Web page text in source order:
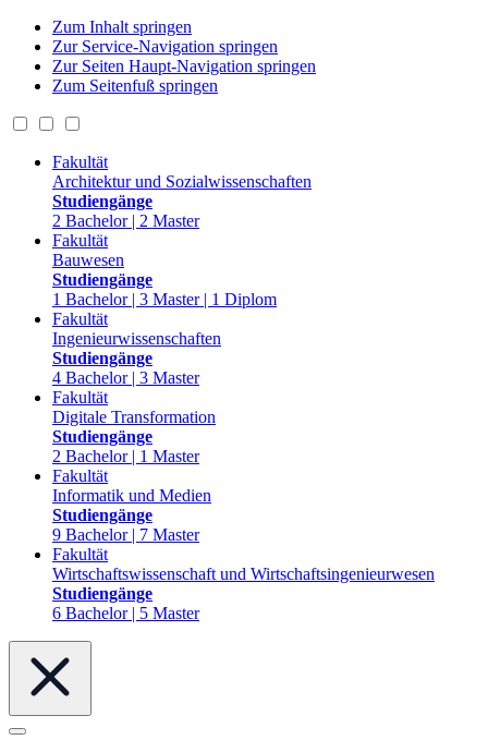
Zum Inhalt springen
Zur Service-Navigation springen
Zur Seiten Haupt-Navigation springen
Zum Seitenfuß springen
Fakultät
Architektur und Sozialwissenschaften
Studiengänge
2 Bachelor | 2 Master
Fakultät
Bauwesen
Studiengänge
1 Bachelor | 3 Master | 1 Diplom
Fakultät
Ingenieurwissenschaften
Studiengänge
4 Bachelor | 3 Master
Fakultät
Digitale Transformation
Studiengänge
2 Bachelor | 1 Master
Fakultät
Informatik und Medien
Studiengänge
9 Bachelor | 7 Master
Fakultät
Wirtschaftswissenschaft und Wirtschaftsingenieurwesen
Studiengänge
6 Bachelor | 5 Master